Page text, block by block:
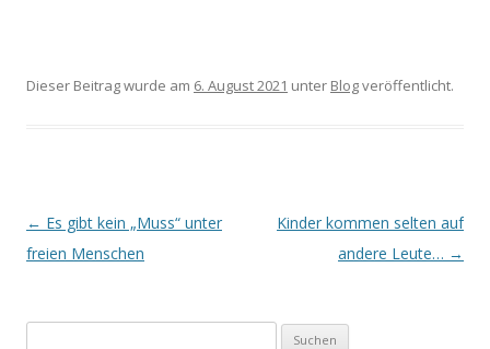
Dieser Beitrag wurde am 6. August 2021 unter Blogveröffentlicht.
Beitrags-
Navigation
← Es gibt kein „Muss“ unter
freien Menschen
Kinder kommen selten auf
andere Leute… →